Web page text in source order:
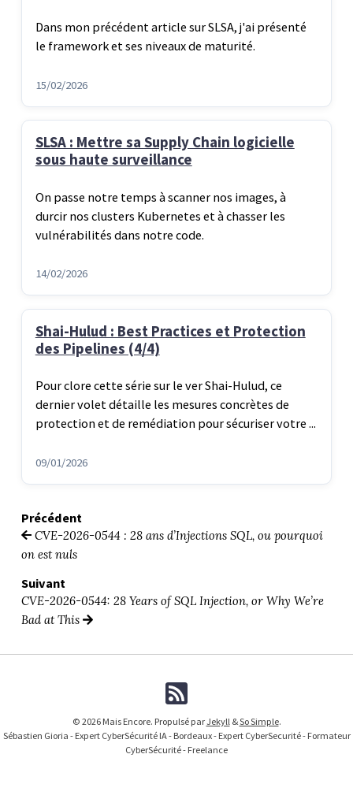
Dans mon précédent article sur SLSA, j'ai présenté
le framework et ses niveaux de maturité.
15/02/2026
SLSA : Mettre sa Supply Chain logicielle
sous haute surveillance
On passe notre temps à scanner nos images, à
durcir nos clusters Kubernetes et à chasser les
vulnérabilités dans notre code.
14/02/2026
Shai-Hulud : Best Practices et Protection
des Pipelines (4/4)
Pour clore cette série sur le ver Shai-Hulud, ce
dernier volet détaille les mesures concrètes de
protection et de remédiation pour sécuriser votre ...
09/01/2026
Précédent
CVE-2026-0544 : 28 ans d’Injections SQL, ou pourquoi
on est nuls
Suivant
CVE-2026-0544: 28 Years of SQL Injection, or Why We’re
Bad at This
© 2026 Mais Encore. Propulsé parJekyll &So Simple.
Sébastien Gioria - Expert CyberSécurité IA - Bordeaux - Expert CyberSecurité - Formateur
CyberSécurité - Freelance